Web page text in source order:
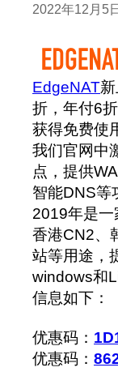
2022年12月5
EdgeNAT
折，年付6
获得免费使
我们官网中
点，提供
智能DNS等
2019年是
香港CN2、
站等用途，
windows和
信息如下：
优惠码：
优惠码：